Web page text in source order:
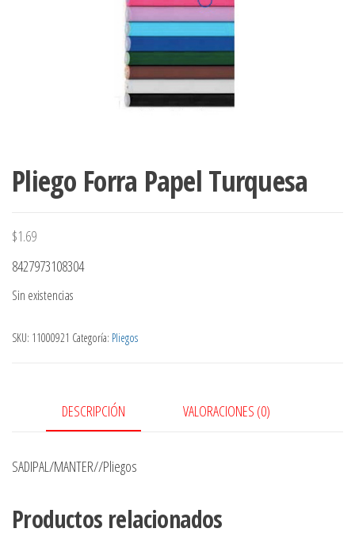
Pliego Forra Papel Turquesa
$1.69
8427973108304
Sin existencias
SKU: 11000921 Categoría: Pliegos
DESCRIPCIÓN VALORACIONES (0)
SADIPAL/MANTER//Pliegos
Productos relacionados